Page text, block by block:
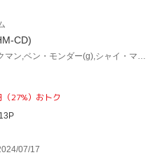
CD)
27%）おトク
07/17